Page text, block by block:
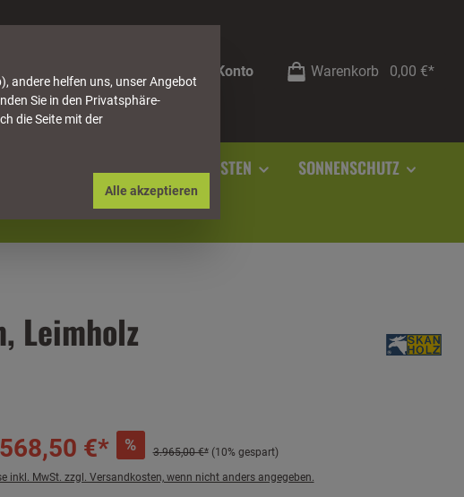
Mein Konto Warenkorb 0,00 €*
NATURSTEIN SOCKELLEISTEN SONNENSCHUTZ
Leimholz
€* % 3.965,00 €* (10% gespart)
inkl. MwSt. zzgl. Versandkosten, wenn nicht anders angegeben.
andere helfen uns, unser Angebot
Sie in den Privatsphäre-
die Seite mit der
Alle akzeptieren